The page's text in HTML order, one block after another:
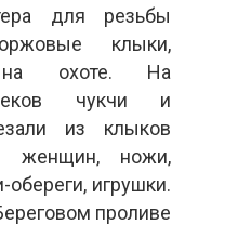
для резьбы
клыки,
на охоте. На
чукчи и
из клыков
женщин, ножи,
обереги, игрушки.
проливе